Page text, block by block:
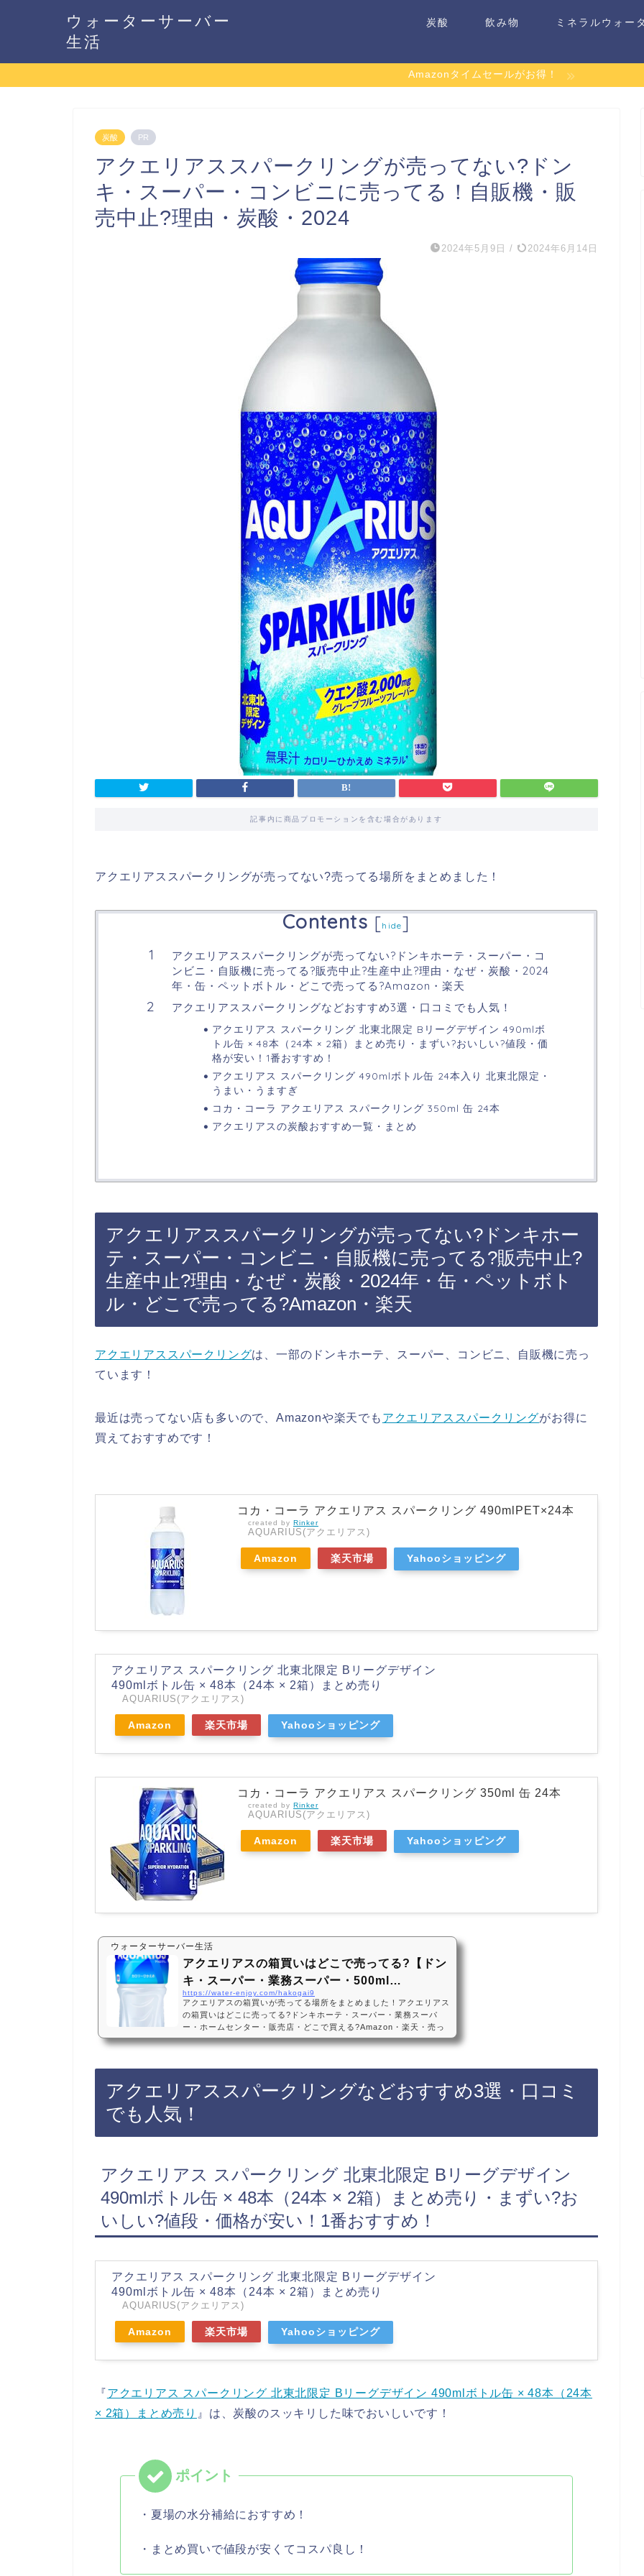
ウォーターサーバー
生活
炭酸 飲み物 ミネラルウォー
Amazonタイムセールがお得！
炭酸 PR
アクエリアススパークリングが売ってない?ドン
キ・スーパー・コンビニに売ってる！自販機・販
売中止?理由・炭酸・2024
2024年5月9日 / 2024年6月14日
記事内に商品プロモーションを含む場合があります
アクエリアススパークリングが売ってない?売ってる場所をまとめました！
Contents [hide]
アクエリアススパークリングが売ってない?ドンキホーテ・スーパー・コ
ンビニ・自販機に売ってる?販売中止?生産中止?理由・なぜ・炭酸・2024
年・缶・ペットボトル・どこで売ってる?Amazon・楽天
アクエリアススパークリングなどおすすめ3選・口コミでも人気！
アクエリアス スパークリング 北東北限定 Bリーグデザイン 490mlボ
トル缶 × 48本（24本 × 2箱）まとめ売り・まずい?おいしい?値段・価
格が安い！1番おすすめ！
アクエリアス スパークリング 490mlボトル缶 24本入り 北東北限定・
うまい・うますぎ
コカ・コーラ アクエリアス スパークリング 350ml 缶 24本
アクエリアスの炭酸おすすめ一覧・まとめ
アクエリアススパークリングが売ってない?ドンキホー
テ・スーパー・コンビニ・自販機に売ってる?販売中止?
生産中止?理由・なぜ・炭酸・2024年・缶・ペットボト
ル・どこで売ってる?Amazon・楽天
アクエリアススパークリングは、一部のドンキホーテ、スーパー、コンビニ、自販機に売っ
ています！
最近は売ってない店も多いので、Amazonや楽天でも アクエリアススパークリングがお得に
買えておすすめです！
コカ・コーラ アクエリアス スパークリング 490mlPET×24本
created by Rinker
AQUARIUS(アクエリアス)
Amazon 楽天市場 Yahooショッピング
アクエリアス スパークリング 北東北限定 Bリーグデザイン
490mlボトル缶 × 48本（24本 × 2箱）まとめ売り
AQUARIUS(アクエリアス)
Amazon 楽天市場 Yahooショッピング
コカ・コーラ アクエリアス スパークリング 350ml 缶 24本
created by Rinker
AQUARIUS(アクエリアス)
Amazon 楽天市場 Yahooショッピング
ウォーターサーバー生活
アクエリアスの箱買いはどこで売ってる?【ドン
キ・スーパー・業務スーパー・500ml…
https://water-enjoy.com/hakogai9
アクエリアスの箱買いが売ってる場所をまとめました！アクエリアス
の箱買いはどこに売ってる?ドンキホーテ・スーパー・業務スーパ
ー・ホームセンター・販売店・どこで買える?Amazon・楽天・売っ
てない? 500ml・24本・2l・6本アクエリアスの箱買いは、ドンキホ
おすすめ3選・口コミでも人気！コカ・コーラ アクエリアス エアー
ボトル 500ml…
アクエリアススパークリングなどおすすめ3選・口コミ
でも人気！
アクエリアス スパークリング 北東北限定 Bリーグデザイン
490mlボトル缶 × 48本（24本 × 2箱）まとめ売り・まずい?お
いしい?値段・価格が安い！1番おすすめ！
アクエリアス スパークリング 北東北限定 Bリーグデザイン
490mlボトル缶 × 48本（24本 × 2箱）まとめ売り
AQUARIUS(アクエリアス)
Amazon 楽天市場 Yahooショッピング
『アクエリアス スパークリング 北東北限定 Bリーグデザイン 490mlボトル缶 × 48本（24本
× 2箱）まとめ売り 』は、炭酸のスッキリした味でおいしいです！
・夏場の水分補給におすすめ！
・まとめ買いで値段が安くてコスパ良し！